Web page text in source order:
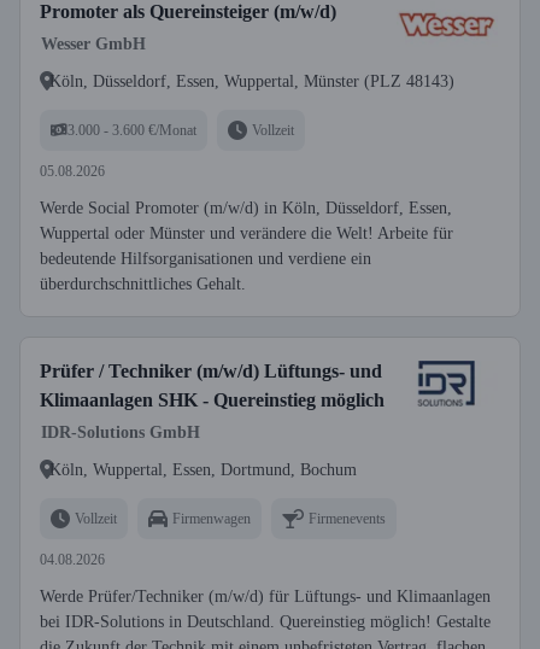
Promoter als Quereinsteiger (m/w/d)
Wesser GmbH
Köln, Düsseldorf, Essen, Wuppertal, Münster (PLZ 48143)
3.000 - 3.600 €/Monat Vollzeit
05.08.2026
Werde Social Promoter (m/w/d) in Köln, Düsseldorf, Essen,
Wuppertal oder Münster und verändere die Welt! Arbeite für
bedeutende Hilfsorganisationen und verdiene ein
überdurchschnittliches Gehalt.
Prüfer / Techniker (m/w/d) Lüftungs- und
Klimaanlagen SHK - Quereinstieg möglich
IDR-Solutions GmbH
Köln, Wuppertal, Essen, Dortmund, Bochum
Vollzeit Firmenwagen Firmenevents
04.08.2026
Werde Prüfer/Techniker (m/w/d) für Lüftungs- und Klimaanlagen
bei IDR-Solutions in Deutschland. Quereinstieg möglich! Gestalte